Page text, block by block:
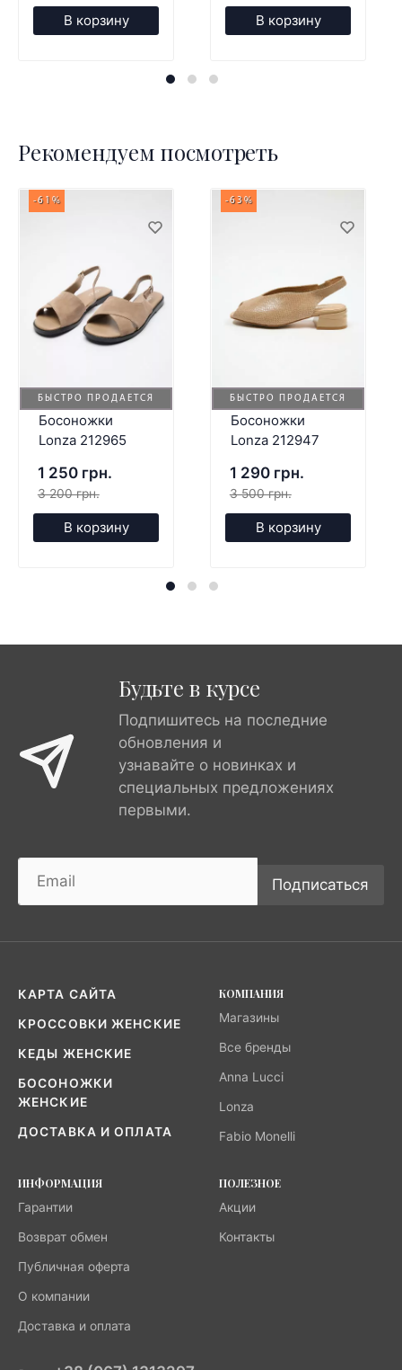
В корзину В корзину
Рекомендуем посмотреть
БЫСТРО ПРОДАЕТСЯ
-61%
Босоножки
Lonza 212965
1 250 грн.
3 200 грн.
В корзину
БЫСТРО ПРОДАЕТСЯ
-63%
Босоножки
Lonza 212947
1 290 грн.
3 500 грн.
В корзину
Будьте в курсе
Подпишитесь на последние
обновления и
узнавайте о новинках и
специальных предложениях
первыми.
Подписаться
КАРТА САЙТА
КРОССОВКИ ЖЕНСКИЕ
КЕДЫ ЖЕНСКИЕ
БОСОНОЖКИ
ЖЕНСКИЕ
ДОСТАВКА И ОПЛАТА
КОМПАНИЯ
Магазины
Все бренды
Anna Lucci
Lonza
Fabio Monelli
ИНФОРМАЦИЯ
Гарантии
Возврат обмен
Публичная оферта
О компании
Доставка и оплата
ПОЛЕЗНОЕ
Акции
Контакты